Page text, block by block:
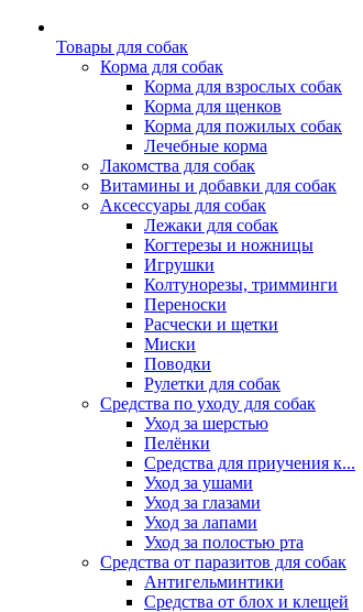
Товары для собак
Корма для собак
Корма для взрослых собак
Корма для щенков
Корма для пожилых собак
Лечебные корма
Лакомства для собак
Витамины и добавки для собак
Аксессуары для собак
Лежаки для собак
Когтерезы и ножницы
Игрушки
Колтунорезы, тримминги
Переноски
Расчески и щетки
Миски
Поводки
Рулетки для собак
Средства по уходу для собак
Уход за шерстью
Пелёнки
Средства для приучения к...
Уход за ушами
Уход за глазами
Уход за лапами
Уход за полостью рта
Средства от паразитов для собак
Антигельминтики
Средства от блох и клещей